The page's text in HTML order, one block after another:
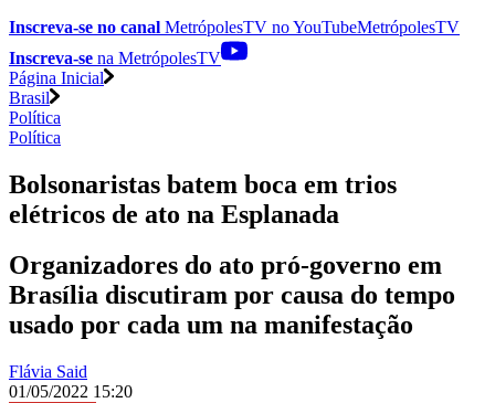
Inscreva-se no canal MetrópolesTV noYouTubeMetrópolesTV
Inscreva-se na MetrópolesTV
Página Inicial
Brasil
Política
Política
Bolsonaristas batem boca em trios
elétricos de ato na Esplanada
Organizadores do ato pró-governo em
Brasília discutiram por causa do tempo
usado por cada um na manifestação
Flávia Said
01/05/2022 15:20